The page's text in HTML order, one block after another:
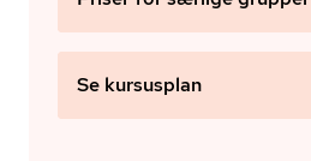
Se kursusplan